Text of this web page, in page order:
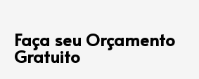
Faça seu Orçamento
Gratuito